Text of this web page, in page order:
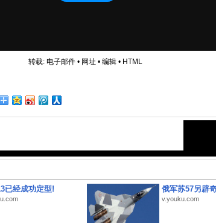
转载: 电子邮件• 网址 • 编辑• HTML
已经成功定型! 俄军苏57另辟
v.youku.com